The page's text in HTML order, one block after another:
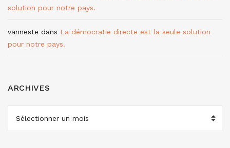
solution pour notre pays.
vanneste dans La démocratie directe est la seule solution
pour notre pays.
ARCHIVES
ARCHIVES